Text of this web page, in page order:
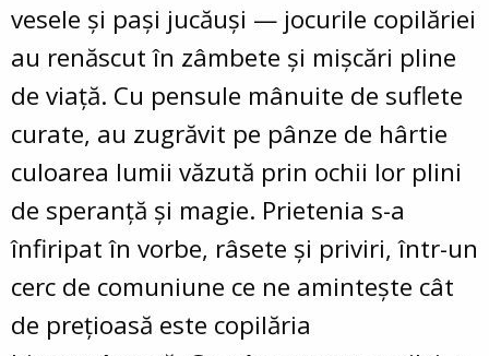
vesele și pași jucăuși — jocurile copilăriei
au renăscut în zâmbete și mișcări pline
de viață. Cu pensule mânuite de suflete
curate, au zugrăvit pe pânze de hârtie
culoarea lumii văzută prin ochii lor plini
de speranță și magie. Prietenia s-a
înfiripat în vorbe, râsete și priviri, într-un
cerc de comuniune ce ne amintește cât
de prețioasă este copilăria